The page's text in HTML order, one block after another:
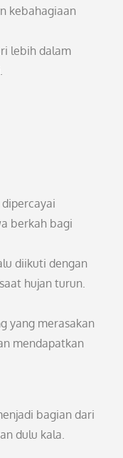
kebahagiaan
lebih dalam
berkah bagi
diikuti dengan
hujan turun.
yang merasakan
mendapatkan
bagian dari
dulu kala.